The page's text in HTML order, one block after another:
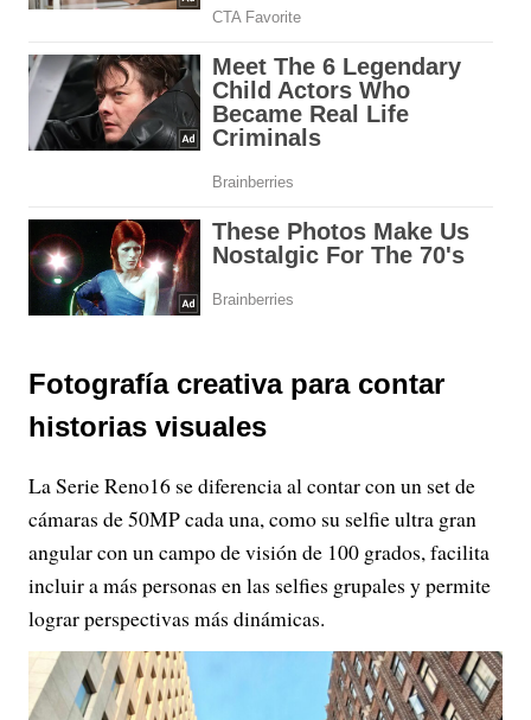
Fotografía creativa para contar
historias visuales
La Serie Reno16 se diferencia al contar con un set de
cámaras de 50MP cada una, como su selfie ultra gran
angular con un campo de visión de 100 grados, facilita
incluir a más personas en las selfies grupales y permite
lograr perspectivas más dinámicas.